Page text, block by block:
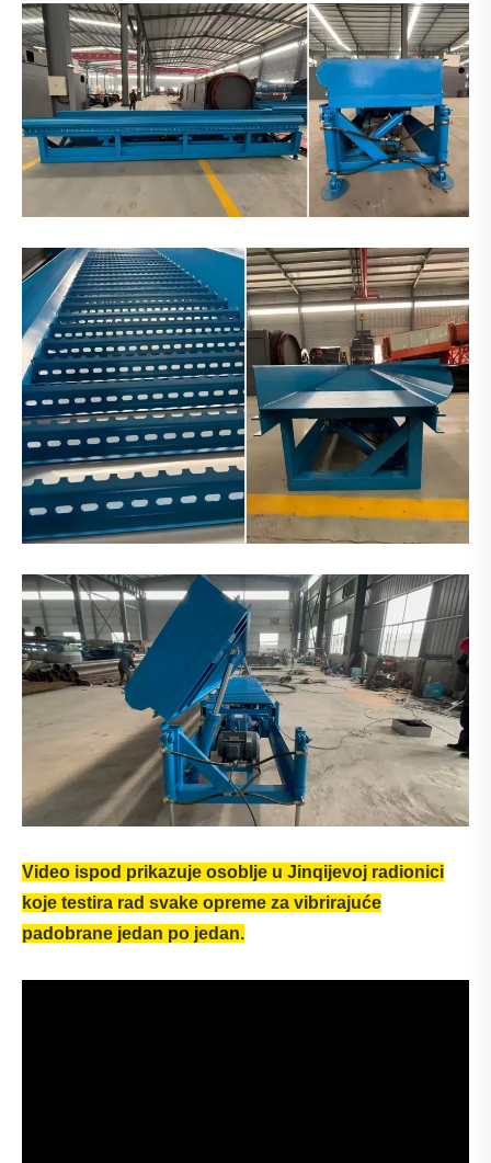
Video ispod prikazuje osoblje u Jinqijevoj radionici
koje testira rad svake opreme za vibrirajuće
padobrane jedan po jedan.